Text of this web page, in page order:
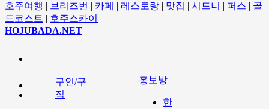
호주여행 | 브리즈번 | 카페 | 레스토랑 | 맛집 | 시드니 | 퍼스 | 골
드코스트 | 호주스카이
HOJUBADA.NET
구인/구
직
홍보방
한